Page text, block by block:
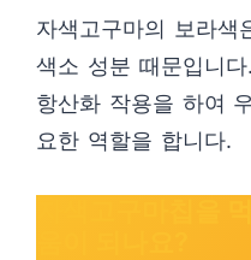
자색고구마의 보라색
색소 성분 때문입니
항산화 작용을 하여
요한 역할을 합니다.